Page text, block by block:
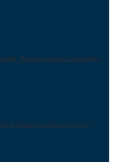
„Pomoć na dlanu“ zaposlila…
fibroze na Osnovnoj listi…